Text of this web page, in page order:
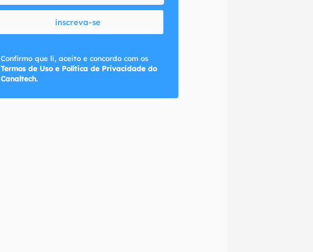
inscreva-se
Confirmo que li, aceito e concordo com os
Termos de Uso e Política de Privacidade do
Canaltech.